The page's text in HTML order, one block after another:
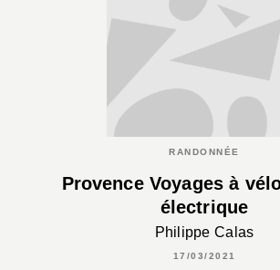
RANDONNÉE
Provence Voyages à
électrique
Philippe Calas
17/03/2021